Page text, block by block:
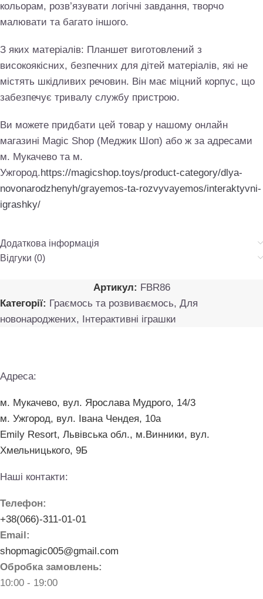
кольорам, розв’язувати логічні завдання, творчо
малювати та багато іншого.
З яких матеріалів: Планшет виготовлений з
високоякісних, безпечних для дітей матеріалів, які не
містять шкідливих речовин. Він має міцний корпус, що
забезпечує тривалу службу пристрою.
Ви можете придбати цей товар у нашому онлайн
магазині Magic Shop (Меджик Шоп) або ж за адресами
м. Мукачево та м.
Ужгород.https://magicshop.toys/product-category/dlya-
novonarodzhenyh/grayemos-ta-rozvyvayemos/interaktyvni-
igrashky/
Додаткова інформація
Відгуки (0)
Артикул: FBR86
Категорії: Граємось та розвиваємось, Для
новонароджених, Інтерактивні іграшки
Адреса:
м. Мукачево, вул. Ярослава Мудрого, 14/3
м. Ужгород, вул. Івана Чендея, 10а
Emily Resort, Львівська обл., м.Винники, вул.
Хмельницького, 9Б
Наші контакти:
Телефон:
+38(066)-311-01-01
Email:
shopmagic005@gmail.com
Обробка замовлень:
10:00 - 19:00